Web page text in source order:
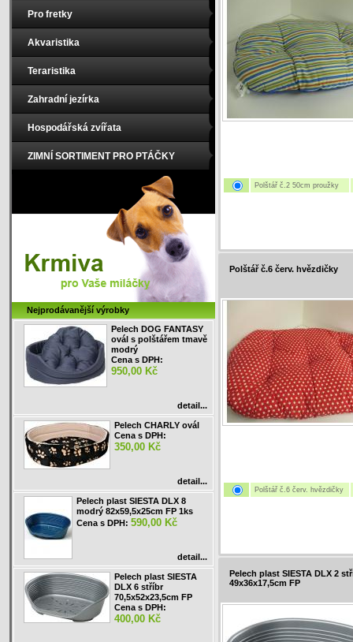
Polštář č.2 50cm proužky
Polštář č.6 červ. hvězdičky
Polštář č.6 červ. hvězdičky
Pelech plast SIESTA DLX 2
49x36x17,5cm FP
Pro fretky
Akvaristika
Teraristika
Zahradní jezírka
Hospodářská zvířata
ZIMNÍ SORTIMENT PRO PTÁČKY
Nejprodávanější výrobky
Pelech DOG FANTASY
ovál s polštářem tmavě
modrý
Cena s DPH:
950,00 Kč
detail...
Pelech CHARLY ovál
Cena s DPH:
350,00 Kč
detail...
Pelech plast SIESTA DLX 8
modrý 82x59,5x25cm FP 1ks
Cena s DPH: 590,00 Kč
detail...
Pelech plast SIESTA
DLX 6 stříbr
70,5x52x23,5cm FP
Cena s DPH:
400,00 Kč